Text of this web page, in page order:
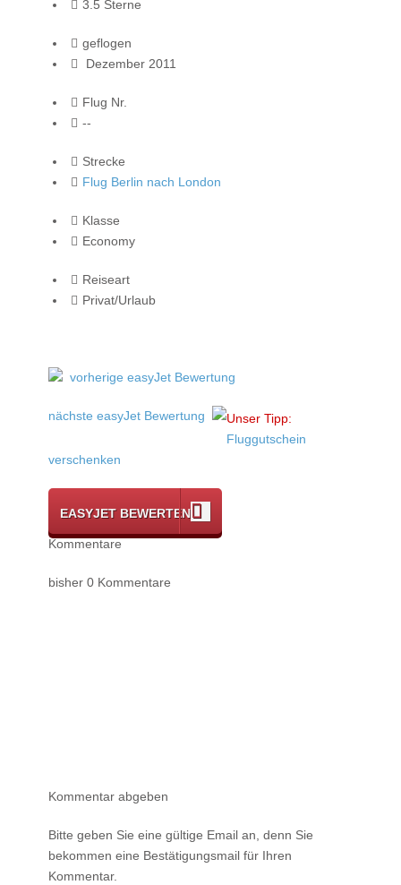
3.5 Sterne
geflogen
Dezember 2011
Flug Nr.
--
Strecke
Flug Berlin nach London
Klasse
Economy
Reiseart
Privat/Urlaub
vorherige easyJet Bewertung
nächste easyJet Bewertung
Unser Tipp:
Fluggutschein
verschenken
EASYJET BEWERTEN
Kommentare
bisher 0 Kommentare
Kommentar abgeben
Bitte geben Sie eine gültige Email an, denn Sie
bekommen eine Bestätigungsmail für Ihren
Kommentar.